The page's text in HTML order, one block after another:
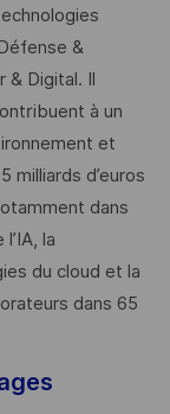
&
Digital. Il
à un
et
milliards d’euros
dans
la
du cloud et la
dans 65